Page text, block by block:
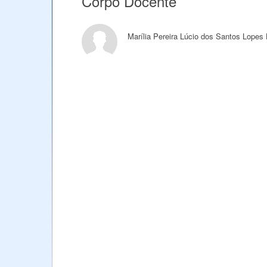
Marília Pereira Lúcio dos Santos Lopes